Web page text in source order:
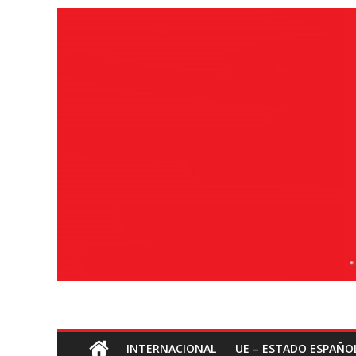
Socialismo
INTERNACIONAL UE – ESTADO